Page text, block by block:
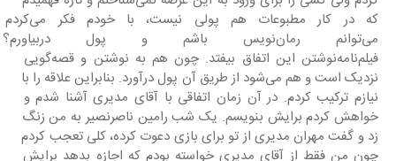
که در کار مطبوعات هم
می‌توانم رمان‌نویس باشم و پول
فیلم‌نامه‌نوشتن این اتفاق بیفتد. چون هم به نوشتن و قصه‌گویی
نزدیک است و هم می‌شود از طریق آن پول درآورد. بنابراین علاقه را با
نیازم ترکیب کردم. در آن زمان اتفاقی با آقای مدیری آشنا شدم و
خواهش کردم برایش بنویسم. یک شب رامین ناصرنصیر به من زنگ
زد و گفت مهران مدیری از تو برای بازی دعوت کرده، کلی تعجب کردم
چون من فقط از آقای مدیری خواسته بودم که اجازه بدهد برایش